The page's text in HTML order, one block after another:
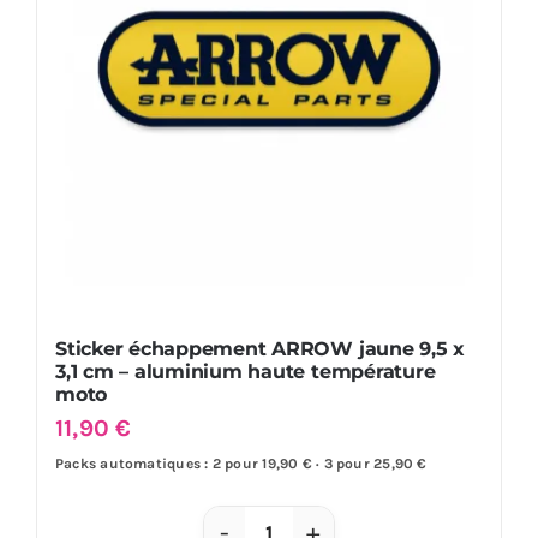
haute
température
moto
quad
Sticker échappement ARROW jaune 9,5 x
3,1 cm – aluminium haute température
moto
11,90€
Packs automatiques : 2 pour 19,90 € · 3 pour 25,90 €